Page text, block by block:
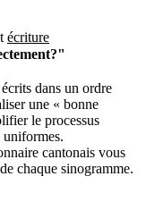
écriture
dans un ordre
une « bonne
le processus
uniformes.
cantonais vous
chaque sinogramme.